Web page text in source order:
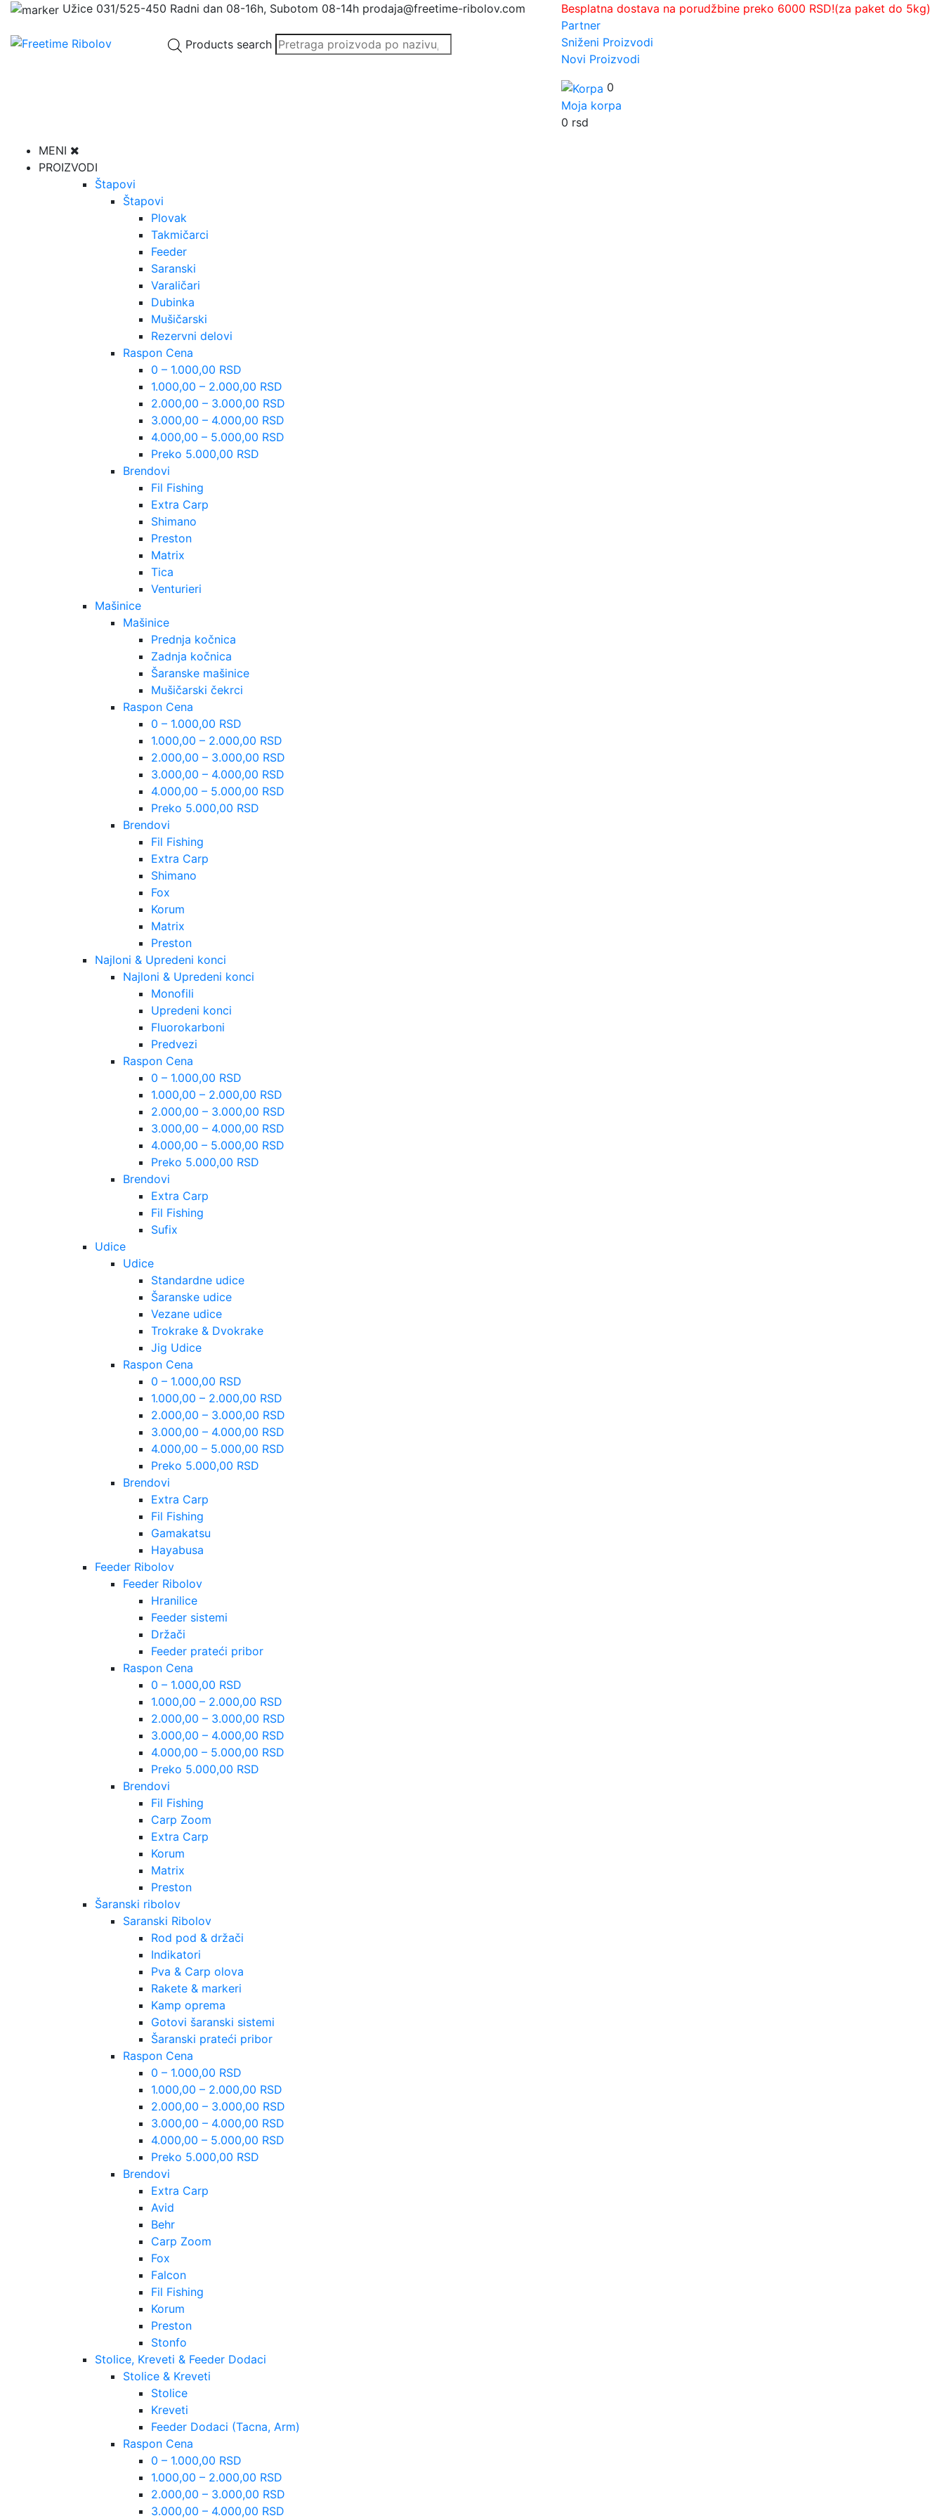
Užice 031/525-450 Radni dan 08-16h, Subotom 08-14h prodaja@freetime-ribolov.com
Besplatna dostava na porudžbine preko 6000 RSD!(za paket do 5kg)
Partner
Products search
Sniženi Proizvodi
Novi Proizvodi
0
Moja korpa
0 rsd
MENI
PROIZVODI
Štapovi
Štapovi
Plovak
Takmičarci
Feeder
Saranski
Varaličari
Dubinka
Mušičarski
Rezervni delovi
Raspon Cena
0 – 1.000,00 RSD
1.000,00 – 2.000,00 RSD
2.000,00 – 3.000,00 RSD
3.000,00 – 4.000,00 RSD
4.000,00 – 5.000,00 RSD
Preko 5.000,00 RSD
Brendovi
Fil Fishing
Extra Carp
Shimano
Preston
Matrix
Tica
Venturieri
Mašinice
Mašinice
Prednja kočnica
Zadnja kočnica
Šaranske mašinice
Mušičarski čekrci
Raspon Cena
0 – 1.000,00 RSD
1.000,00 – 2.000,00 RSD
2.000,00 – 3.000,00 RSD
3.000,00 – 4.000,00 RSD
4.000,00 – 5.000,00 RSD
Preko 5.000,00 RSD
Brendovi
Fil Fishing
Extra Carp
Shimano
Fox
Korum
Matrix
Preston
Najloni & Upredeni konci
Najloni & Upredeni konci
Monofili
Upredeni konci
Fluorokarboni
Predvezi
Raspon Cena
0 – 1.000,00 RSD
1.000,00 – 2.000,00 RSD
2.000,00 – 3.000,00 RSD
3.000,00 – 4.000,00 RSD
4.000,00 – 5.000,00 RSD
Preko 5.000,00 RSD
Brendovi
Extra Carp
Fil Fishing
Sufix
Udice
Udice
Standardne udice
Šaranske udice
Vezane udice
Trokrake & Dvokrake
Jig Udice
Raspon Cena
0 – 1.000,00 RSD
1.000,00 – 2.000,00 RSD
2.000,00 – 3.000,00 RSD
3.000,00 – 4.000,00 RSD
4.000,00 – 5.000,00 RSD
Preko 5.000,00 RSD
Brendovi
Extra Carp
Fil Fishing
Gamakatsu
Hayabusa
Feeder Ribolov
Feeder Ribolov
Hranilice
Feeder sistemi
Držači
Feeder prateći pribor
Raspon Cena
0 – 1.000,00 RSD
1.000,00 – 2.000,00 RSD
2.000,00 – 3.000,00 RSD
3.000,00 – 4.000,00 RSD
4.000,00 – 5.000,00 RSD
Preko 5.000,00 RSD
Brendovi
Fil Fishing
Carp Zoom
Extra Carp
Korum
Matrix
Preston
Šaranski ribolov
Saranski Ribolov
Rod pod & držači
Indikatori
Pva & Carp olova
Rakete & markeri
Kamp oprema
Gotovi šaranski sistemi
Šaranski prateći pribor
Raspon Cena
0 – 1.000,00 RSD
1.000,00 – 2.000,00 RSD
2.000,00 – 3.000,00 RSD
3.000,00 – 4.000,00 RSD
4.000,00 – 5.000,00 RSD
Preko 5.000,00 RSD
Brendovi
Extra Carp
Avid
Behr
Carp Zoom
Fox
Falcon
Fil Fishing
Korum
Preston
Stonfo
Stolice, Kreveti & Feeder Dodaci
Stolice & Kreveti
Stolice
Kreveti
Feeder Dodaci (Tacna, Arm)
Raspon Cena
0 – 1.000,00 RSD
1.000,00 – 2.000,00 RSD
2.000,00 – 3.000,00 RSD
3.000,00 – 4.000,00 RSD